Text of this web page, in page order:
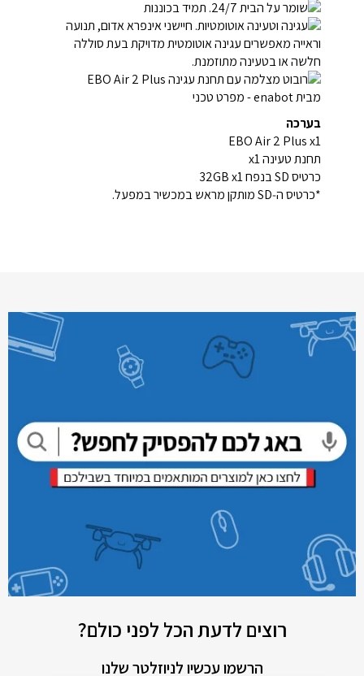
בערכה
EBO Air 2 Plus x1
תחנת טעינה x1
כרטיס SD בנפח 32GB x1
*כרטיס ה‑SD מותקן מראש במכשיר במפעל.
רוצים לדעת הכל לפני כולם?
הרשמו עכשיו לניוזלטר שלנו